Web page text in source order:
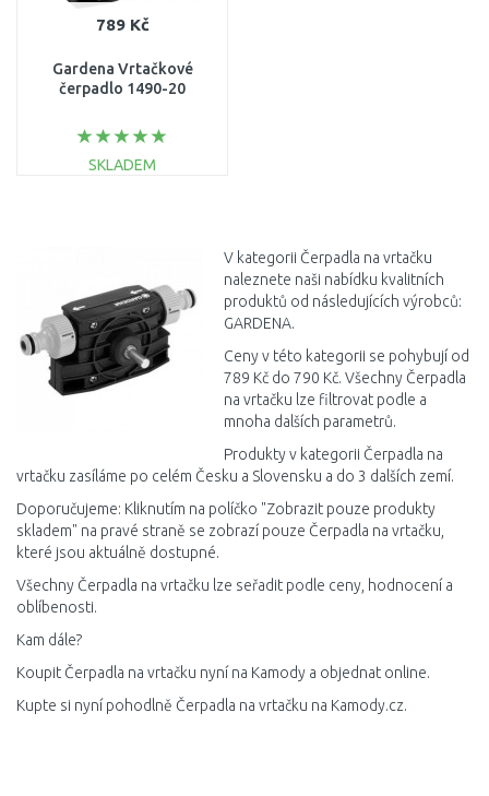
789 Kč
Gardena Vrtačkové
čerpadlo 1490-20
SKLADEM
V kategorii Čerpadla na vrtačku
naleznete naši nabídku kvalitních
produktů od následujících výrobců:
GARDENA.
Ceny v této kategorii se pohybují od
789 Kč do 790 Kč. Všechny Čerpadla
na vrtačku lze filtrovat podle a
mnoha dalších parametrů.
Produkty v kategorii Čerpadla na
vrtačku zasíláme po celém Česku a Slovensku a do 3 dalších zemí.
Doporučujeme: Kliknutím na políčko "Zobrazit pouze produkty
skladem" na pravé straně se zobrazí pouze Čerpadla na vrtačku,
které jsou aktuálně dostupné.
Všechny Čerpadla na vrtačku lze seřadit podle ceny, hodnocení a
oblíbenosti.
Kam dále?
Koupit Čerpadla na vrtačku nyní na Kamody a objednat online.
Kupte si nyní pohodlně Čerpadla na vrtačku na Kamody.cz.